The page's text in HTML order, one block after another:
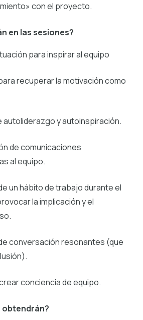
con el proyecto.
en las sesiones?
para inspirar al equipo
recuperar la motivación como
autoliderazgo y autoinspiración.
de comunicaciones
al equipo.
un hábito de trabajo durante el
la implicación y el
conversación resonantes (que
conciencia de equipo.
obtendrán?